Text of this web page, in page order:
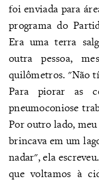
foi enviada para
programa do
Era uma terra
outra pessoa,
quilômetros. "Não
Para piorar as
pneumoconiose
Por outro lado,
brincava em um
nadar", ela
que voltamos à